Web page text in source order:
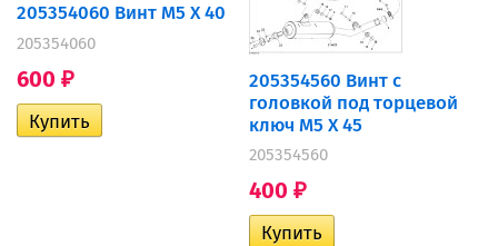
205354060 Винт M5 X 40
205354060
600 ₽
205354560 Винт с
головкой под торцевой
ключ M5 X 45
205354560
400 ₽